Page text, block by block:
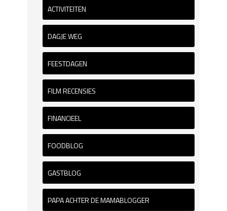
ACTIVITEITEN
DAGJE WEG
FEESTDAGEN
FILM RECENSIES
FINANCIEEL
FOODBLOG
GASTBLOG
PAPA ACHTER DE MAMABLOGGER